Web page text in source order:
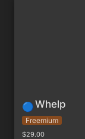
🔵Whelp
Freemium
$29.00